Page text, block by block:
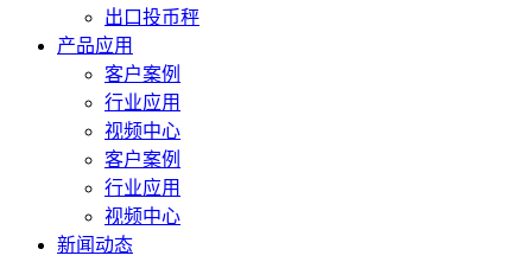
出口投币秤
产品应用
客户案例
行业应用
视频中心
客户案例
行业应用
视频中心
新闻动态